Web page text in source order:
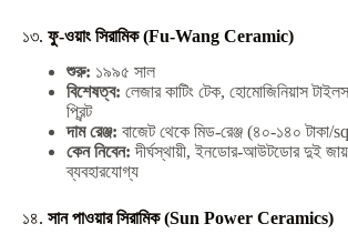
১৩. ফু-ওয়াং সিরামিক (Fu-Wang Ceramic)
শুরু: ১৯৯৫ সাল
বিশেষত্ব: লেজার কাটিং টেক, হোমোজিনিয়াস
প্রিন্ট
দাম রেঞ্জ: বাজেট থেকে মিড-রেঞ্জ (৪০-১৪০ টাকা/
কেন নিবেন: দীর্ঘস্থায়ী, ইনডোর-আউটডোর দুই
ব্যবহারযোগ্য
১৪. সান পাওয়ার সিরামিক (Sun Power Ceramics)